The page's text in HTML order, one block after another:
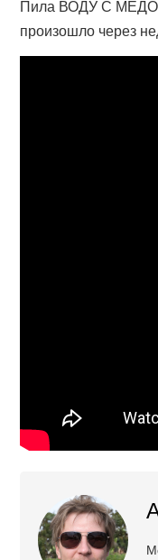
Пила ВОДУ С
произошло через